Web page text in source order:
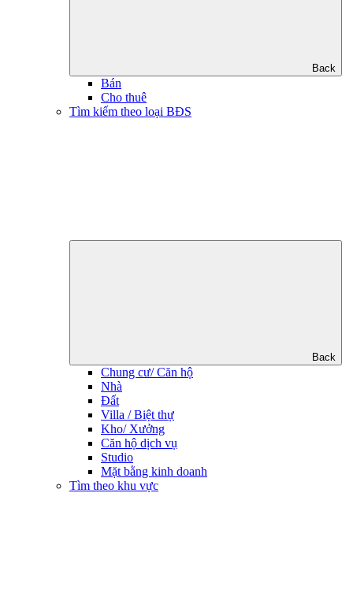
Back
Bán
Cho thuê
Tìm kiếm theo loại BĐS
Back
Chung cư/ Căn hộ
Nhà
Đất
Villa / Biệt thự
Kho/ Xưởng
Căn hộ dịch vụ
Studio
Mặt bằng kinh doanh
Tìm theo khu vực